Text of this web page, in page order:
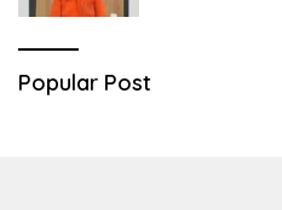
Popular Post